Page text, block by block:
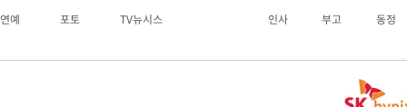
연예 포토 TV뉴시스 인사 부고 동정